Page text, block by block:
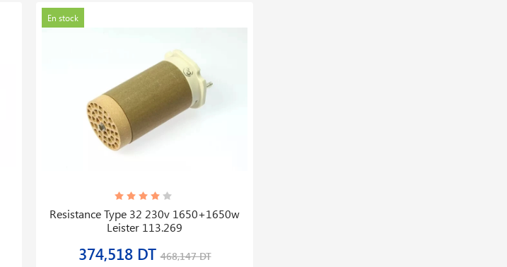
En stock
Resistance Type 32 230v 1650+1650w
Leister 113.269
374,518 DT468,147 DT